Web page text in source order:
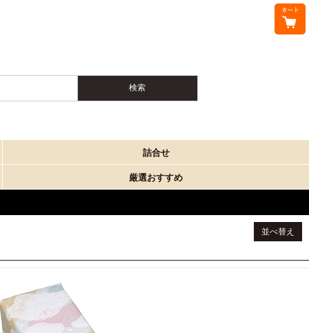
詰合せ
厳選おすすめ
並べ替え